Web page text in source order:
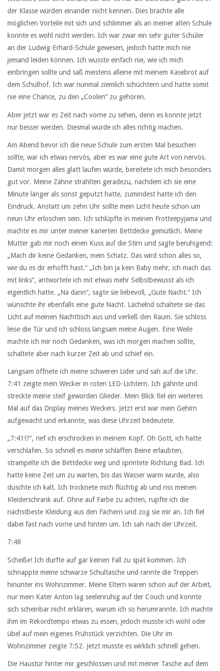
der Klasse würden einander nicht kennen. Dies brachte alle
möglichen Vorteile mit sich und schlimmer als an meiner alten Schule
konnte es wohl nicht werden. Ich war zwar ein sehr guter Schüler
an der Ludwig-Erhard-Schule gewesen, jedoch hatte mich nie
jemand leiden können. Ich wusste einfach nie, wie ich mich
einbringen sollte und saß meistens alleine mit meinem Käsebrot auf
dem Schulhof. Ich war nunmal ziemlich schüchtern und hatte somit
nie eine Chance, zu den „Coolen“ zu gehören.
Aber jetzt war es Zeit nach vorne zu sehen, denn es konnte jetzt
nur besser werden. Diesmal würde ich alles richtig machen.
Am Abend bevor ich die neue Schule zum ersten Mal besuchen
sollte, war ich etwas nervös, aber es war eine gute Art von nervös.
Damit morgen alles glatt laufen würde, bereitete ich mich besonders
gut vor. Meine Zähne strahlten geradezu, nachdem ich sie eine
Minute länger als sonst geputzt hatte, zumindest hatte ich den
Eindruck. Anstatt um zehn Uhr sollte mein Licht heute schon um
neun Uhr erloschen sein. Ich schlüpfte in meinen Frotteepyjama und
machte es mir unter meiner karierten Bettdecke gemütlich. Meine
Mutter gab mir noch einen Kuss auf die Stirn und sagte beruhigend:
„Mach dir keine Gedanken, mein Schatz. Das wird schon alles so,
wie du es dir erhofft hast.“ „Ich bin ja kein Baby mehr, ich mach das
mit links“, antwortete ich mit etwas mehr Selbstbewusst als ich
eigentlich hatte. „Na dann“, sagte sie liebevoll, „Gute Nacht.“ Ich
wünschte ihr ebenfalls eine gute Nacht. Lächelnd schaltete sie das
Licht auf meinen Nachttisch aus und verließ den Raum. Sie schloss
leise die Tür und ich schloss langsam meine Augen. Eine Weile
machte ich mir noch Gedanken, was ich morgen machen sollte,
schaltete aber nach kurzer Zeit ab und schief ein.
Langsam öffnete ich meine schweren Lider und sah auf die Uhr.
7:41 zeigte mein Wecker in roten LED-Lichtern. Ich gähnte und
streckte meine steif geworden Glieder. Mein Blick fiel ein weiteres
Mal auf das Display meines Weckers. Jetzt erst war mein Gehirn
aufgewacht und erkannte, was diese Uhrzeit bedeutete.
„7:41!?“, rief ich erschrocken in meinem Kopf. Oh Gott, ich hatte
verschlafen. So schnell es meine schlaffen Beine erlaubten,
strampelte ich die Bettdecke weg und sprintete Richtung Bad. Ich
hatte keine Zeit um zu warten, bis das Wasser warm wurde, also
duschte ich kalt. Ich trocknete mich flüchtig ab und riss meinen
Kleiderschrank auf. Ohne auf Farbe zu achten, rupfte ich die
nächstbeste Kleidung aus den Fächern und zog sie mir an. Ich fiel
dabei fast nach vorne und hinten um. Ich sah nach der Uhrzeit.
7:48
Scheiße! Ich durfte auf gar keinen Fall zu spät kommen. Ich
schnappte meine schwarze Schultasche und rannte die Treppen
hinunter ins Wohnzimmer. Meine Eltern waren schon auf der Arbeit,
nur mein Kater Anton lag seelenruhig auf der Couch und konnte
sich scheinbar nicht erklären, warum ich so herumrannte. Ich machte
ihm im Rekordtempo etwas zu essen, jedoch musste ich wohl oder
übel auf mein eigenes Frühstück verzichten. Die Uhr im
Wohnzimmer zeigte 7:52. Jetzt musste es wirklich schnell gehen.
Die Haustür hinter mir geschlossen und mit meiner Tasche auf dem